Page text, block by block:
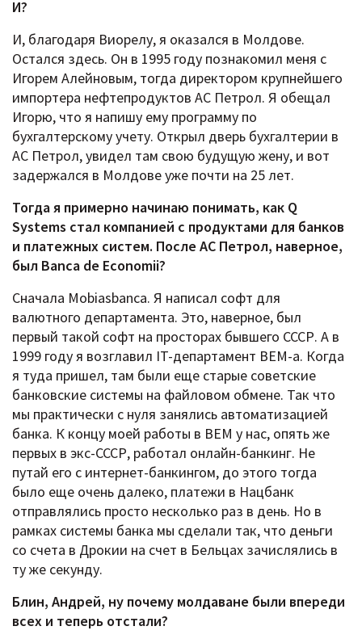
И?
И, благодаря Виорелу, я оказался в Молдове.
Остался здесь. Он в 1995 году познакомил меня с
Игорем Алейновым, тогда директором крупнейшего
импортера нефтепродуктов АС Петрол. Я обещал
Игорю, что я напишу ему программу по
бухгалтерскому учету. Открыл дверь бухгалтерии в
АС Петрол, увидел там свою будущую жену, и вот
задержался в Молдове уже почти на 25 лет.
Тогда я примерно начинаю понимать, как Q
Systems стал компанией с продуктами для банков
и платежных систем. После АС Петрол, наверное,
был Banca de Economii?
Сначала Mobiasbanca. Я написал софт для
валютного департамента. Это, наверное, был
первый такой софт на просторах бывшего СССР. А в
1999 году я возглавил IT-департамент BEM-a. Когда
я туда пришел, там были еще старые советские
банковские системы на файловом обмене. Так что
мы практически с нуля занялись автоматизацией
банка. К концу моей работы в BEM у нас, опять же
первых в экс-СССР, работал онлайн-банкинг. Не
путай его с интернет-банкингом, до этого тогда
было еще очень далеко, платежи в Нацбанк
отправлялись просто несколько раз в день. Но в
рамках системы банка мы сделали так, что деньги
со счета в Дрокии на счет в Бельцах зачислялись в
ту же секунду.
Блин, Андрей, ну почему молдаване были впереди
всех и теперь отстали?